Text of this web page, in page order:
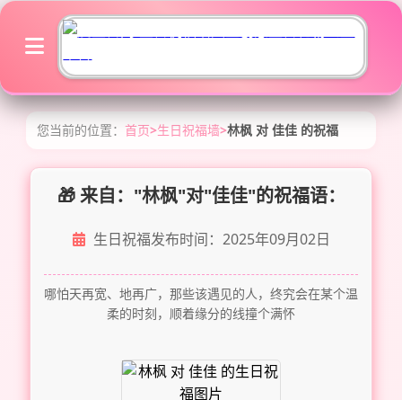
您当前的位置：首页>生日祝福墙>林枫 对 佳佳 的祝福
🎁 来自："林枫"对"佳佳"的祝福语：
生日祝福发布时间：2025年09月02日
哪怕天再宽、地再广，那些该遇见的人，终究会在某个温
柔的时刻，顺着缘分的线撞个满怀